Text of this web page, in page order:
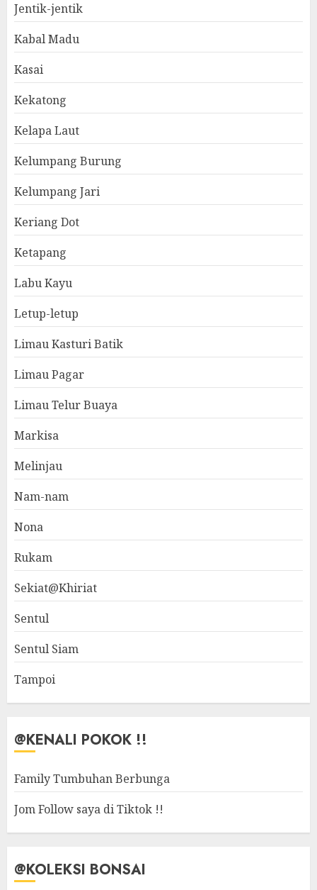
Jentik-jentik
Kabal Madu
Kasai
Kekatong
Kelapa Laut
Kelumpang Burung
Kelumpang Jari
Keriang Dot
Ketapang
Labu Kayu
Letup-letup
Limau Kasturi Batik
Limau Pagar
Limau Telur Buaya
Markisa
Melinjau
Nam-nam
Nona
Rukam
Sekiat@Khiriat
Sentul
Sentul Siam
Tampoi
@KENALI POKOK !!
Family Tumbuhan Berbunga
Jom Follow saya di Tiktok !!
@KOLEKSI BONSAI